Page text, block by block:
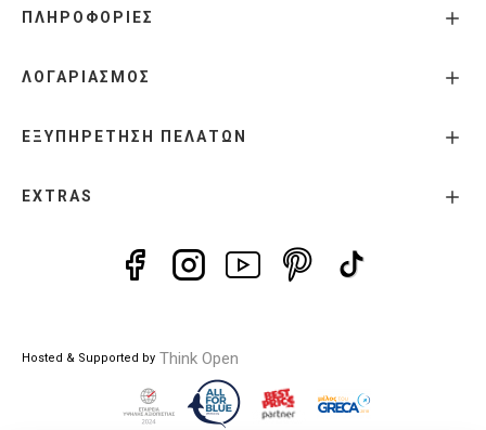
ΠΛΗΡΟΦΟΡΙΕΣ
ΛΟΓΑΡΙΑΣΜΟΣ
ΕΞΥΠΗΡΕΤΗΣΗ ΠΕΛΑΤΩΝ
EXTRAS
Hosted & Supported by Think Open